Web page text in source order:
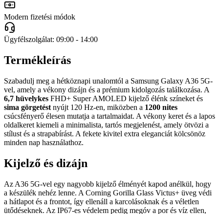
Modern fizetési módok
Ügyfélszolgálat: 09:00 - 14:00
Termékleírás
Szabadulj meg a hétköznapi unalomtól a Samsung Galaxy A36 5G-
vel, amely a vékony dizájn és a prémium kidolgozás találkozása. A
6,7 hüvelykes FHD+ Super AMOLED kijelző élénk színeket és
sima görgetést nyújt 120 Hz-en, miközben a 1200 nites
csúcsfényerő élesen mutatja a tartalmaidat. A vékony keret és a lapos
oldalkeret kiemeli a minimalista, tartós megjelenést, amely ötvözi a
stílust és a strapabírást. A fekete kivitel extra eleganciát kölcsönöz
minden nap használathoz.
Kijelző és dizájn
Az A36 5G-vel egy nagyobb kijelző élményét kapod anélkül, hogy
a készülék nehéz lenne. A Corning Gorilla Glass Victus+ üveg védi
a hátlapot és a frontot, így ellenáll a karcolásoknak és a véletlen
ütődéseknek. Az IP67-es védelem pedig megóv a por és víz ellen,